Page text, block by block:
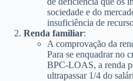
sociedade e do
insuficiência de
Renda familiar:
A comprovação da
Para se enquadrar no
BPC-LOAS, a renda
ultrapassar 1/4 do